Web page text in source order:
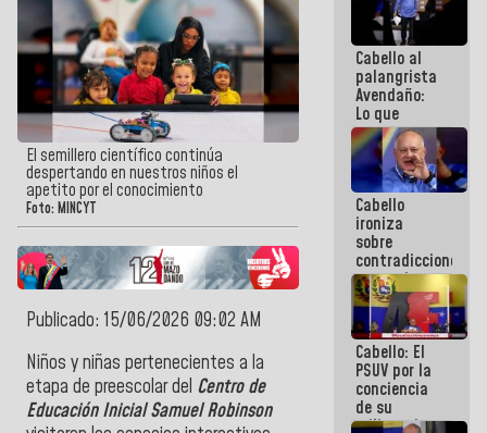
El semillero científico continúa
despertando en nuestros niños el
apetito por el conocimiento
Foto: MINCYT
Publicado: 15/06/2026 09:02 AM
Niños y niñas pertenecientes a la
etapa de preescolar del Centro de
Educación Inicial Samuel Robinson
que
estamos
haciendo
Cabello al
palangrista
Avendaño:
Lo que
vayas a
escribir
hazlo hoy
por que no
sabemos si
la semana
que viene
hay
programa
Cabello
ironiza
sobre
contradicciones
y mentiras
de María
Machado:
¡Créanle!
Cabello: El
PSUV por la
conciencia
de su
militancia